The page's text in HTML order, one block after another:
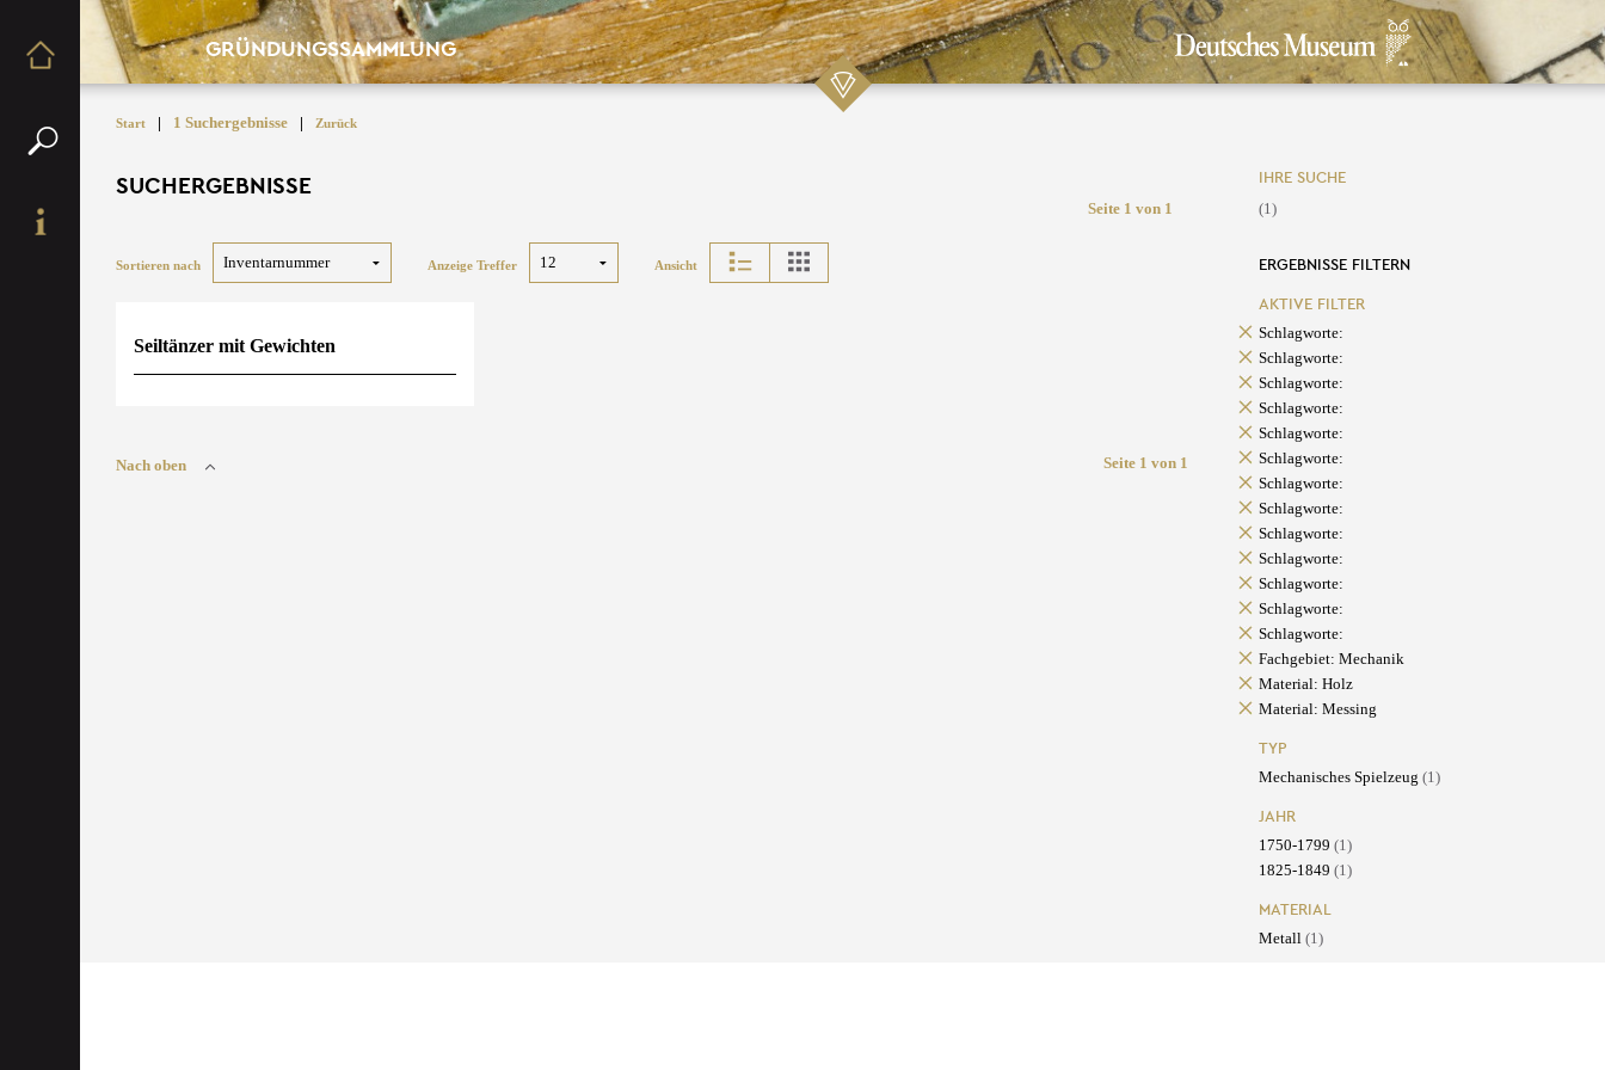
GRÜNDUNGSSAMMLUNG
Start | 1 Suchergebnisse | Zurück
SUCHERGEBNISSE
Seite 1 von 1
Sortieren nach Anzeige Treffer Ansicht
Seiltänzer mit Gewichten
Nach oben Seite 1 von 1
IHRE SUCHE
(1)
ERGEBNISSE FILTERN
AKTIVE FILTER
Schlagworte:
Schlagworte:
Schlagworte:
Schlagworte:
Schlagworte:
Schlagworte:
Schlagworte:
Schlagworte:
Schlagworte:
Schlagworte:
Schlagworte:
Schlagworte:
Schlagworte:
Fachgebiet: Mechanik
Material: Holz
Material: Messing
TYP
Mechanisches Spielzeug (1)
JAHR
1750-1799 (1)
1825-1849 (1)
MATERIAL
Metall (1)